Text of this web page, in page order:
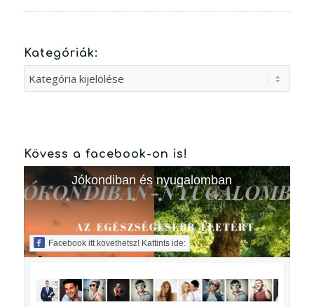
Kategóriák:
Kategóriák:
Kövess a facebook-on is!
Jókondiban és nyugalomban
Facebook itt követhetsz! Kattints ide: